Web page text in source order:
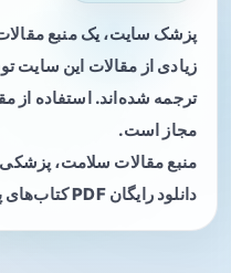
پزشک سایت، یک منبع
زیادی از مقالات این سایت
ترجمه شده‌اند. استفاده از
مجاز است.
منبع مقالات سلامت،
دانلود رایگان PDF کتاب‌های پزشکی.